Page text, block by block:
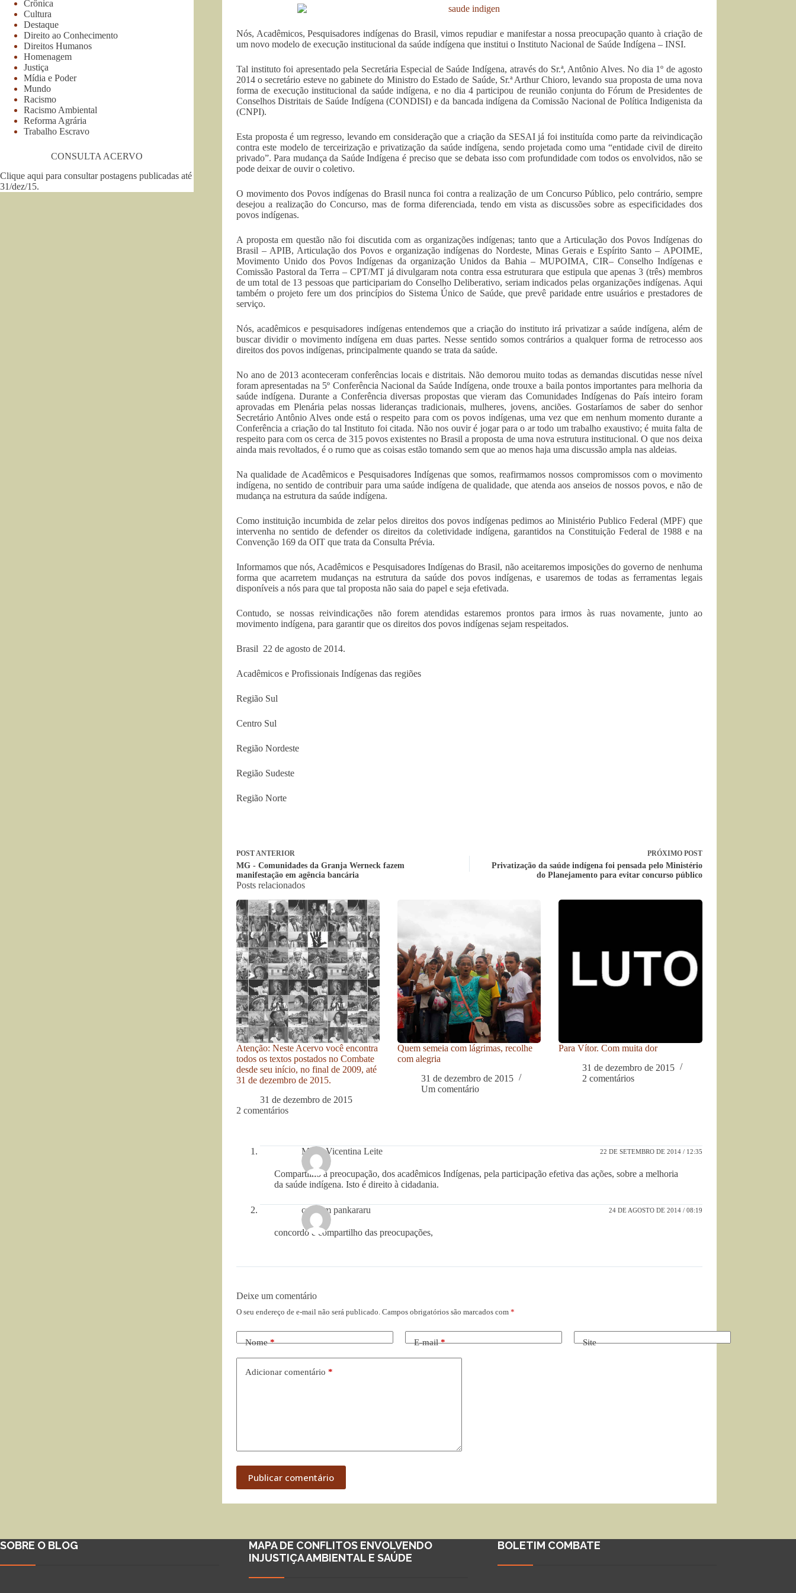
Nós, Acadêmicos, Pesquisadores indígenas do Brasil, vimos repudiar e manifestar a nossa preocupação quanto à criação de
um novo modelo de execução institucional da saúde indígena que institui o Instituto Nacional de Saúde Indígena – INSI.
Tal instituto foi apresentado pela Secretária Especial de Saúde Indígena, através do Sr.ª, Antônio Alves. No dia 1º de agosto
2014 o secretário esteve no gabinete do Ministro do Estado de Saúde, Sr.ª Arthur Chioro, levando sua proposta de uma nova
forma de execução institucional da saúde indígena, e no dia 4 participou de reunião conjunta do Fórum de Presidentes de
Conselhos Distritais de Saúde Indígena (CONDISI) e da bancada indígena da Comissão Nacional de Política Indigenista da
(CNPI).
Esta proposta é um regresso, levando em consideração que a criação da SESAI já foi instituída como parte da reivindicação
contra este modelo de terceirização e privatização da saúde indígena, sendo projetada como uma “entidade civil de direito
privado”. Para mudança da Saúde Indígena é preciso que se debata isso com profundidade com todos os envolvidos, não se
pode deixar de ouvir o coletivo.
O movimento dos Povos indígenas do Brasil nunca foi contra a realização de um Concurso Público, pelo contrário, sempre
desejou a realização do Concurso, mas de forma diferenciada, tendo em vista as discussões sobre as especificidades dos
povos indígenas.
A proposta em questão não foi discutida com as organizações indígenas; tanto que a Articulação dos Povos Indígenas do
Brasil – APIB, Articulação dos Povos e organização indígenas do Nordeste, Minas Gerais e Espírito Santo – APOIME,
Movimento Unido dos Povos Indígenas da organização Unidos da Bahia – MUPOIMA, CIR– Conselho Indígenas e
Comissão Pastoral da Terra – CPT/MT já divulgaram nota contra essa estruturara que estipula que apenas 3 (três) membros
de um total de 13 pessoas que participariam do Conselho Deliberativo, seriam indicados pelas organizações indígenas. Aqui
também o projeto fere um dos princípios do Sistema Único de Saúde, que prevê paridade entre usuários e prestadores de
serviço.
Nós, acadêmicos e pesquisadores indígenas entendemos que a criação do instituto irá privatizar a saúde indígena, além de
buscar dividir o movimento indígena em duas partes. Nesse sentido somos contrários a qualquer forma de retrocesso aos
direitos dos povos indígenas, principalmente quando se trata da saúde.
No ano de 2013 aconteceram conferências locais e distritais. Não demorou muito todas as demandas discutidas nesse nível
foram apresentadas na 5º Conferência Nacional da Saúde Indígena, onde trouxe a baila pontos importantes para melhoria da
saúde indígena. Durante a Conferência diversas propostas que vieram das Comunidades Indígenas do País inteiro foram
aprovadas em Plenária pelas nossas lideranças tradicionais, mulheres, jovens, anciões. Gostaríamos de saber do senhor
Secretário Antônio Alves onde está o respeito para com os povos indígenas, uma vez que em nenhum momento durante a
Conferência a criação do tal Instituto foi citada. Não nos ouvir é jogar para o ar todo um trabalho exaustivo; é muita falta de
respeito para com os cerca de 315 povos existentes no Brasil a proposta de uma nova estrutura institucional. O que nos deixa
ainda mais revoltados, é o rumo que as coisas estão tomando sem que ao menos haja uma discussão ampla nas aldeias.
Na qualidade de Acadêmicos e Pesquisadores Indígenas que somos, reafirmamos nossos compromissos com o movimento
indígena, no sentido de contribuir para uma saúde indígena de qualidade, que atenda aos anseios de nossos povos, e não de
mudança na estrutura da saúde indígena.
Como instituição incumbida de zelar pelos direitos dos povos indígenas pedimos ao Ministério Publico Federal (MPF) que
intervenha no sentido de defender os direitos da coletividade indígena, garantidos na Constituição Federal de 1988 e na
Convenção 169 da OIT que trata da Consulta Prévia.
Informamos que nós, Acadêmicos e Pesquisadores Indígenas do Brasil, não aceitaremos imposições do governo de nenhuma
forma que acarretem mudanças na estrutura da saúde dos povos indígenas, e usaremos de todas as ferramentas legais
disponíveis a nós para que tal proposta não saia do papel e seja efetivada.
Contudo, se nossas reivindicações não forem atendidas estaremos prontos para irmos às ruas novamente, junto ao
movimento indígena, para garantir que os direitos dos povos indígenas sejam respeitados.
Brasil 22 de agosto de 2014.
Acadêmicos e Profissionais Indígenas das regiões
Região Sul
Centro Sul
Região Nordeste
Região Sudeste
Região Norte
POSTANTERIOR
MG - Comunidades da Granja Werneck fazem
manifestação em agência bancária
PRÓXIMO POST
Privatização da saúde indígena foi pensada pelo Ministério
do Planejamento para evitar concurso público
Posts relacionados
Atenção: Neste Acervo você encontra
todos os textos postados no Combate
desde seu início, no final de 2009, até
31 de dezembro de 2015.
31 de dezembro de 2015
Quem semeia com lágrimas, recolhe
com alegria
31 de dezembro de 2015
Um comentário
Para Vítor. Com muita dor
31 de dezembro de 2015
2 comentários
2 comentários
Maria Vicentina Leite 22 DE SETEMBRO DE 2014 / 12:35
Compartilho a preocupação, dos acadêmicos Indígenas, pela participação efetiva das ações, sobre a melhoria
da saúde indígena. Isto é direito à cidadania.
carmem pankararu 24 DE AGOSTO DE 2014 / 08:19
concordo e compartilho das preocupações,
Deixe um comentário
O seu endereço de e-mail não será publicado. Campos obrigatórios são marcados com *
Nome* E-mail* Site
Adicionar comentário *
Publicar comentário
Crônica
Cultura
Destaque
Direito ao Conhecimento
Direitos Humanos
Homenagem
Justiça
Mídia e Poder
Mundo
Racismo
Racismo Ambiental
Reforma Agrária
Trabalho Escravo
CONSULTA ACERVO
Clique aqui para consultar postagens publicadas até
31/dez/15.
SOBRE O BLOG
MAPA DE CONFLITOS ENVOLVENDO
INJUSTIÇA AMBIENTAL E SAÚDE
BOLETIM COMBATE